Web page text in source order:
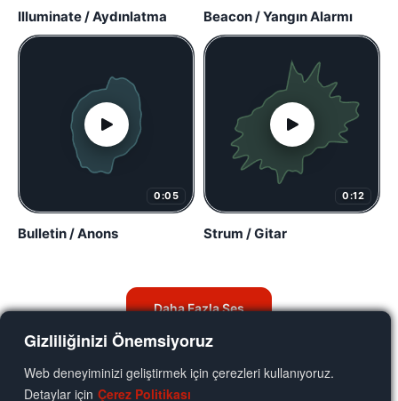
Gizliliğinizi Önemsiyoruz
Web deneyiminizi geliştirmek için çerezleri kullanıyoruz.
Detaylar için Çerez Politikası
Illuminate / Aydınlatma Beacon / Yangın Alarmı
0:05
Bulletin / Anons
0:12
Strum / Gitar
Daha Fazla Ses